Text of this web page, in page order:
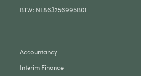
BTW: NL863256995B01
Accountancy
Interim Finance